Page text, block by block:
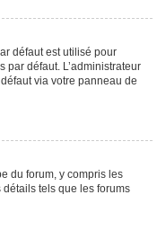
défaut est utilisé pour
par défaut. L’administrateur
via votre panneau de
du forum, y compris les
tels que les forums